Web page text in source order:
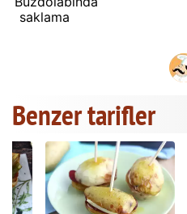
saklama
Benzer tarifler